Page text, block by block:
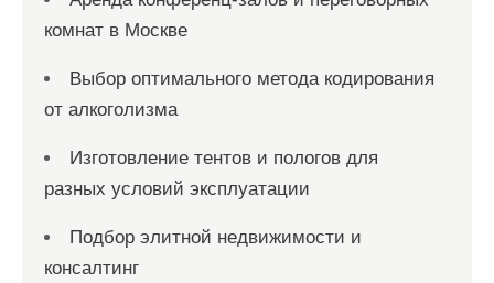
комнат в Москве
Выбор оптимального метода кодирования
от алкоголизма
Изготовление тентов и пологов для
разных условий эксплуатации
Подбор элитной недвижимости и
консалтинг